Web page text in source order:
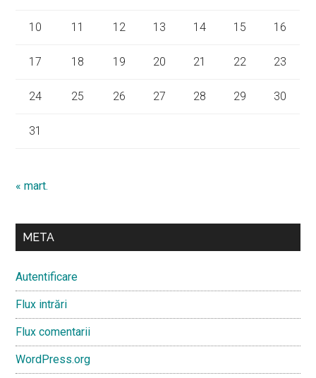
10 11 12 13 14 15 16
17 18 19 20 21 22 23
24 25 26 27 28 29 30
31
« mart.
META
Autentificare
Flux intrări
Flux comentarii
WordPress.org